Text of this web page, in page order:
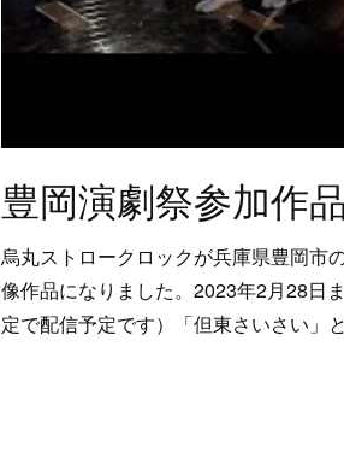
豊岡演劇祭参加作
烏丸ストロークロックが兵庫県豊岡市
像作品になりました。2023年2月28日
定で配信予定です）「但東さいさい